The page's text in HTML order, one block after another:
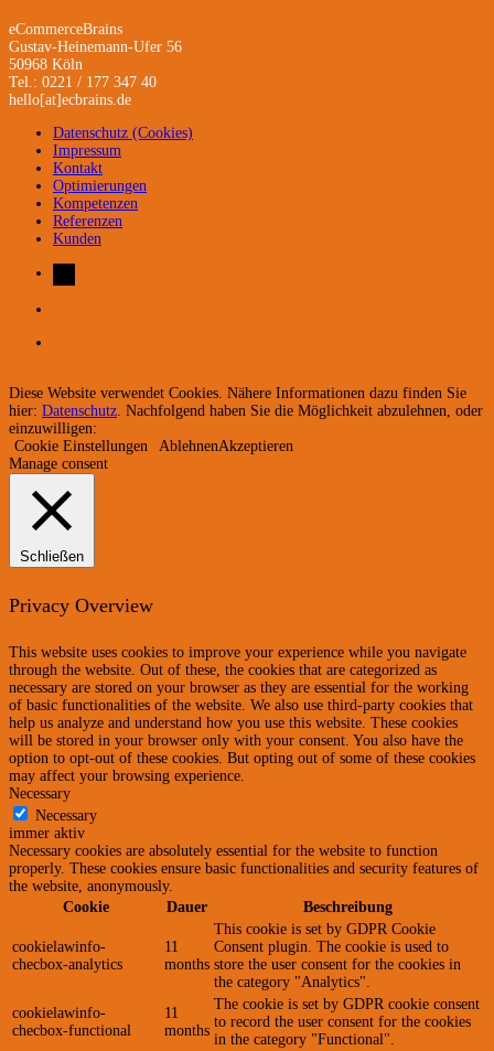
eCommerceBrains
Gustav-Heinemann-Ufer 56
50968 Köln
Tel.: 0221 / 177 347 40
hello[at]ecbrains.de
Datenschutz (Cookies)
Impressum
Kontakt
Optimierungen
Kompetenzen
Referenzen
Kunden
Diese Website verwendet Cookies. Nähere Informationen dazu finden Sie
hier: Datenschutz . Nachfolgend haben Sie die Möglichkeit abzulehnen, oder
einzuwilligen:
Cookie Einstellungen
AblehnenAkzeptieren
Manage consent
Schließen
Privacy Overview
This website uses cookies to improve your experience while you navigate
through the website. Out of these, the cookies that are categorized as
necessary are stored on your browser as they are essential for the working
of basic functionalities of the website. We also use third-party cookies that
help us analyze and understand how you use this website. These cookies
will be stored in your browser only with your consent. You also have the
option to opt-out of these cookies. But opting out of some of these cookies
may affect your browsing experience.
Necessary
Necessary
immer aktiv
Necessary cookies are absolutely essential for the website to function
properly. These cookies ensure basic functionalities and security features of
the website, anonymously.
Cookie
Dauer Beschreibung
cookielawinfo-
checbox-analytics
11
months
This cookie is set by GDPR Cookie
Consent plugin. The cookie is used to
store the user consent for the cookies in
the category "Analytics".
cookielawinfo-
checbox-functional
11
months
The cookie is set by GDPR cookie consent
to record the user consent for the cookies
in the category "Functional".